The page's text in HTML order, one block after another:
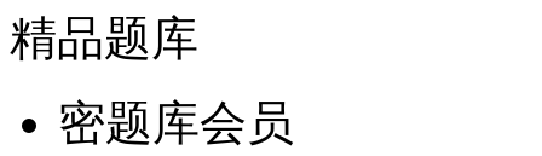
精品题库
密题库会员